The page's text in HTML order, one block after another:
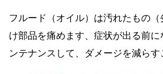
フルード（オイル）は汚れたもの
け部品を痛めます、症状が出る前
ンテナンスして、ダメージを減らす